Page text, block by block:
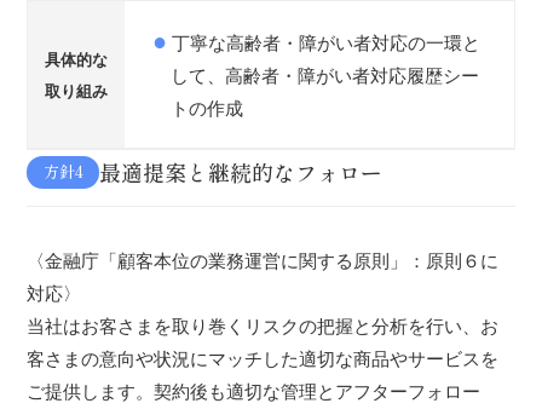
具体的な
取り組み
丁寧な高齢者・障がい者対応の一環と
して、高齢者・障がい者対応履歴シー
トの作成
方針4 最適提案と継続的なフォロー
〈金融庁「顧客本位の業務運営に関する原則」：原則６に
対応〉
当社はお客さまを取り巻くリスクの把握と分析を行い、お
客さまの意向や状況にマッチした適切な商品やサービスを
ご提供します。契約後も適切な管理とアフターフォロー